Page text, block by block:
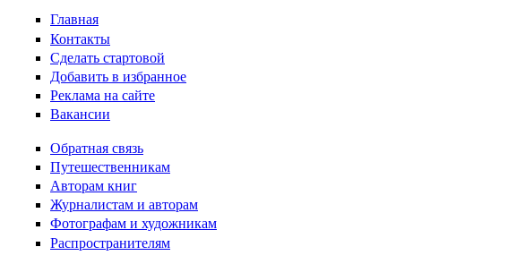
Главная
Контакты
Сделать стартовой
Добавить в избранное
Реклама на сайте
Вакансии
Обратная связь
Путешественникам
Авторам книг
Журналистам и авторам
Фотографам и художникам
Распространителям